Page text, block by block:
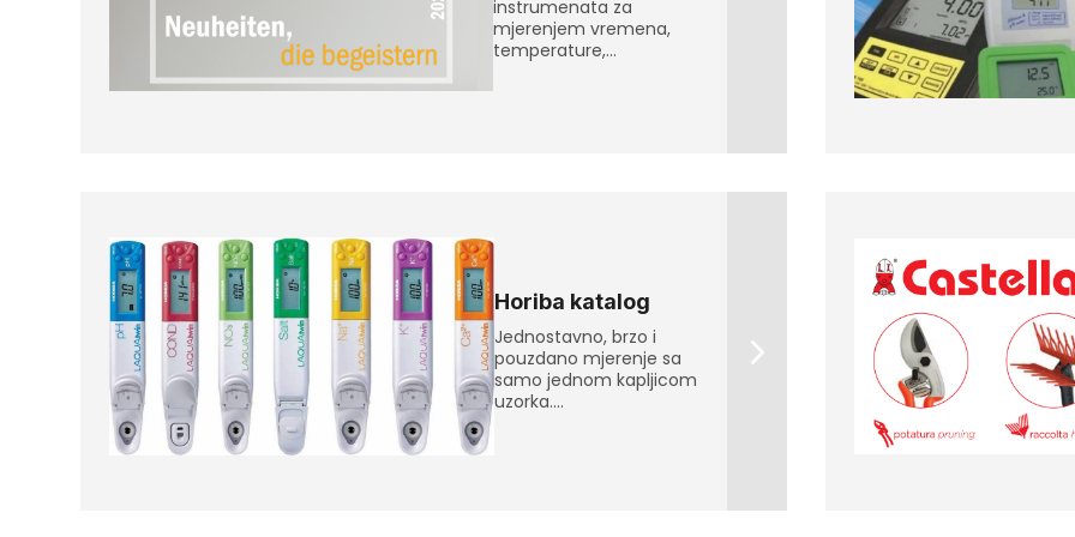
instrumenata za
mjerenjem vremena,
temperature,...
Horiba katalog
Jednostavno, brzo i
pouzdano mjerenje sa
samo jednom kapljicom
uzorka....